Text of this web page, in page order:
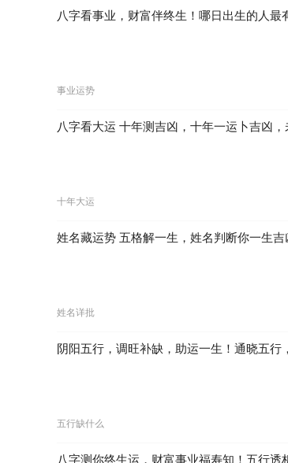
八字看事业，财富伴终生！哪日出生的人
事业运势
八字看大运 十年测吉凶，十年一运卜吉凶，
十年大运
姓名藏运势 五格解一生，姓名判断你一生
姓名详批
阴阳五行，调旺补缺，助运一生！通晓五行
五行缺什么
八字测你终生运，财富事业福寿知！五行透